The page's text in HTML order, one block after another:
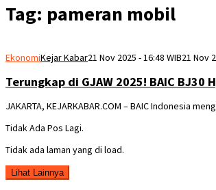
Tag: pameran mobil
EkonomiKejar Kabar21 Nov 2025 - 16:48 WIB21 Nov
Terungkap di GJAW 2025! BAIC BJ30
JAKARTA, KEJARKABAR.COM – BAIC Indonesia
Tidak Ada Pos Lagi.
Tidak ada laman yang di load.
Lihat Lainnya